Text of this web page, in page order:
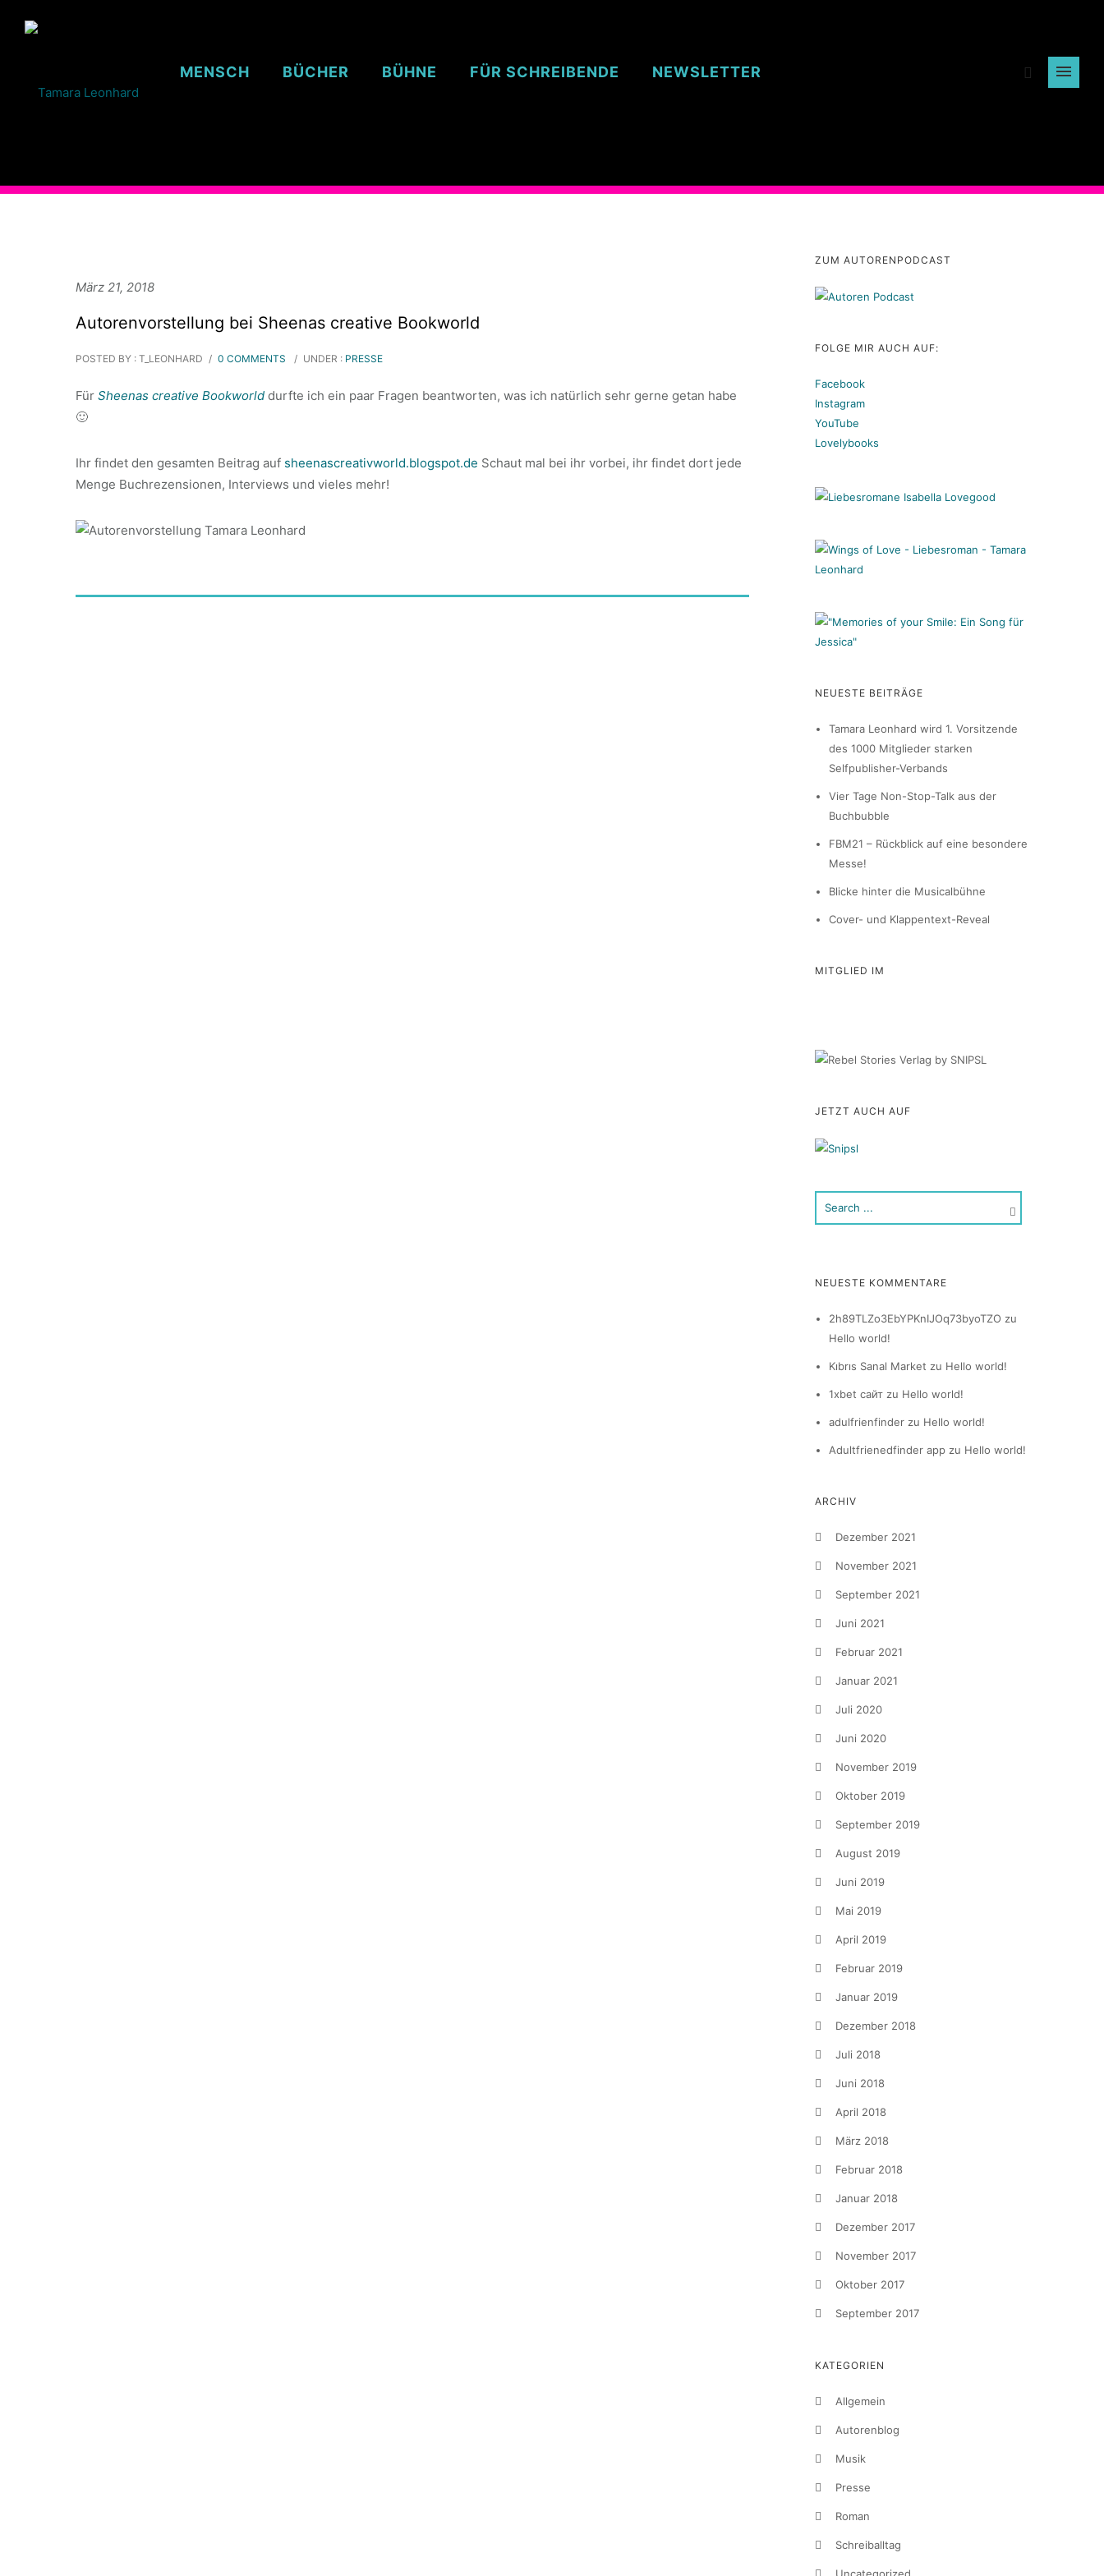
MENSCH BÜCHER BÜHNE FÜR SCHREIBENDE NEWSLETTER
März 21, 2018
Autorenvorstellung bei Sheenas creative Bookworld
POSTED BY : T_LEONHARD / 0 COMMENTS / UNDER : PRESSE
Für Sheenas creative Bookworld durfte ich ein paar Fragen beantworten, was ich natürlich sehr gerne getan habe
🙂
Ihr findet den gesamten Beitrag auf sheenascreativworld.blogspot.de Schaut mal bei ihr vorbei, ihr findet dort jede
Menge Buchrezensionen, Interviews und vieles mehr!
ZUM AUTORENPODCAST
FOLGE MIR AUCH AUF:
Facebook
Instagram
YouTube
Lovelybooks
NEUESTE BEITRÄGE
Tamara Leonhard wird 1. Vorsitzende
des 1000 Mitglieder starken
Selfpublisher-Verbands
Vier Tage Non-Stop-Talk aus der
Buchbubble
FBM21 – Rückblick auf eine besondere
Messe!
Blicke hinter die Musicalbühne
Cover- und Klappentext-Reveal
MITGLIED IM
JETZT AUCH AUF
NEUESTE KOMMENTARE
2h89TLZo3EbYPKnIJOq73byoTZO zu
Hello world!
Kıbrıs Sanal Market zu Hello world!
1xbet сайтzu Hello world!
adulfrienfinderzu Hello world!
Adultfrienedfinder appzu Hello world!
ARCHIV
Dezember 2021
November 2021
September 2021
Juni 2021
Februar 2021
Januar 2021
Juli 2020
Juni 2020
November 2019
Oktober 2019
September 2019
August 2019
Juni 2019
Mai 2019
April 2019
Februar 2019
Januar 2019
Dezember 2018
Juli 2018
Juni 2018
April 2018
März 2018
Februar 2018
Januar 2018
Dezember 2017
November 2017
Oktober 2017
September 2017
KATEGORIEN
Allgemein
Autorenblog
Musik
Presse
Roman
Schreiballtag